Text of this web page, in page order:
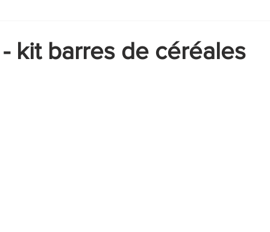
kit barres de céréales